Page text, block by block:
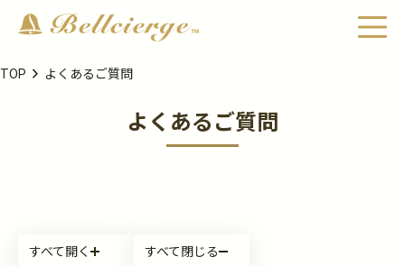
TOP chevron_right よくあるご質問
よくあるご質問
すべて開く すべて閉じる